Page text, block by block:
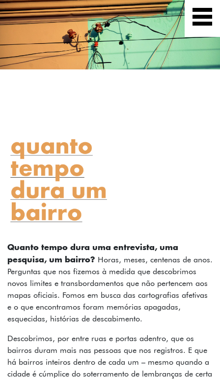
FOTOS
TEXTOS
PODCAST
MAPA
SOBRE
INSTAGRAM
CONTATO
Quanto tempo dura uma entrevista, uma
pesquisa, um bairro? Horas, meses, centenas de anos.
Perguntas que nos fizemos à medida que descobrimos
novos limites e transbordamentos que não pertencem aos
mapas oficiais. Fomos em busca das cartografias afetivas
e o que encontramos foram memórias apagadas,
esquecidas, histórias de descabimento.
Descobrimos, por entre ruas e portas adentro, que os
bairros duram mais nas pessoas que nos registros. E que
há bairros inteiros dentro de cada um – mesmo quando a
cidade é cúmplice do soterramento de lembranças de certa